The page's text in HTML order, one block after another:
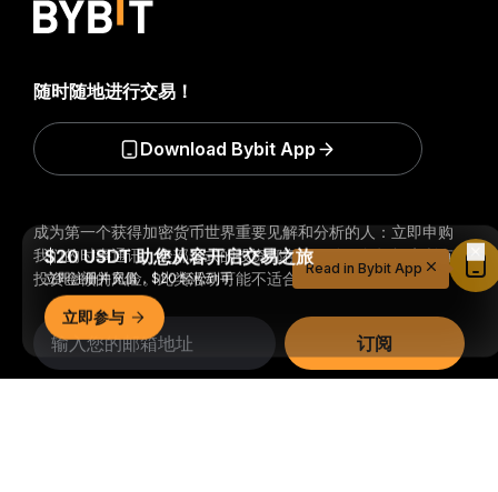
成为第一个获得加密货币世界重要见解和分析的人：立即申购
我们的时事通讯。全部形式的投资都存在风险，包括损失所有
投资金额的风险。此类活动可能不适合所有人。
订阅
随时随地进行交易！
Download Bybit App
$20 USDT 助您从容开启交易之旅
立即注册并充值，$20 轻松到手
立即参与
Read in Bybit App